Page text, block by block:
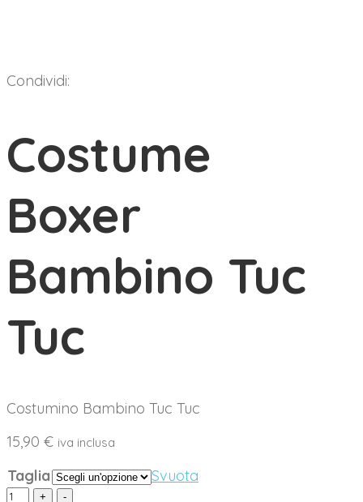
Condividi:
Costume
Boxer
Bambino Tuc
Tuc
Costumino Bambino Tuc Tuc
15,90 € iva inclusa
Taglia
Svuota
Costume